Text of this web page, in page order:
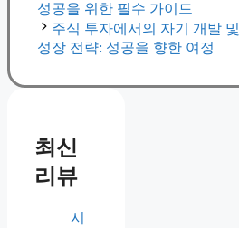
성공을 위한 필수 가이드
주식 투자에서의 자기 개발 및
성장 전략: 성공을 향한 여정
최신
리뷰
시